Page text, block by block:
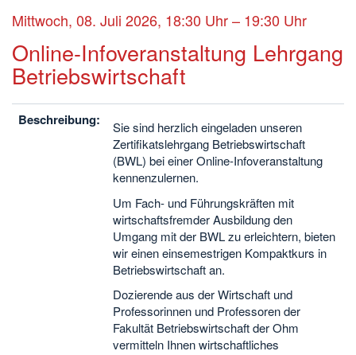
Mittwoch, 08. Juli 2026, 18:30 Uhr – 19:30 Uhr
Online-Infoveranstaltung Lehrgang
Betriebswirtschaft
Beschreibung:
Sie sind herzlich eingeladen unseren
Zertifikatslehrgang Betriebswirtschaft
(BWL) bei einer Online-Infoveranstaltung
kennenzulernen.
Um Fach- und Führungskräften mit
wirtschaftsfremder Ausbildung den
Umgang mit der BWL zu erleichtern, bieten
wir einen einsemestrigen Kompaktkurs in
Betriebswirtschaft an.
Dozierende aus der Wirtschaft und
Professorinnen und Professoren der
Fakultät Betriebswirtschaft der Ohm
vermitteln Ihnen wirtschaftliches